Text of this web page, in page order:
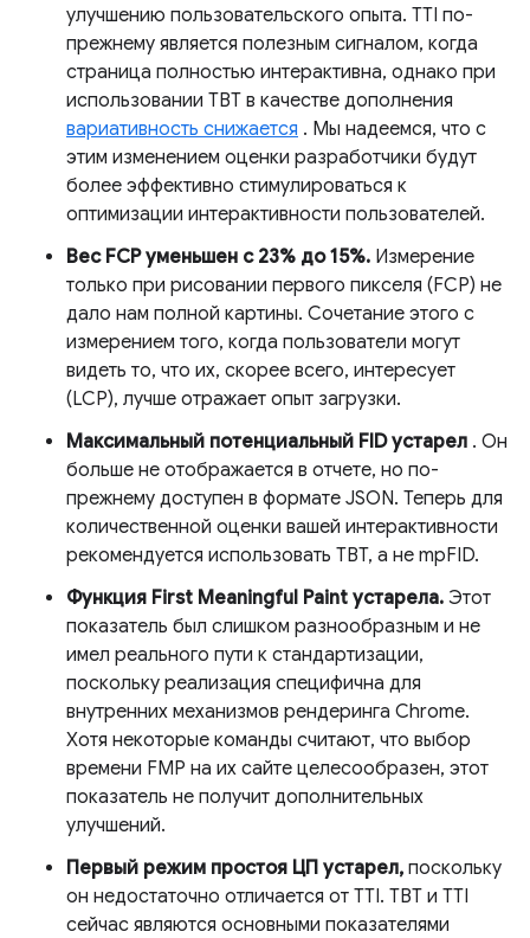
улучшению пользовательского опыта. TTI по-
прежнему является полезным сигналом, когда
страница полностью интерактивна, однако при
использовании TBT в качестве дополнения
вариативность снижается . Мы надеемся, что с
этим изменением оценки разработчики будут
более эффективно стимулироваться к
оптимизации интерактивности пользователей.
Вес FCP уменьшен с 23% до 15%. Измерение
только при рисовании первого пикселя (FCP) не
дало нам полной картины. Сочетание этого с
измерением того, когда пользователи могут
видеть то, что их, скорее всего, интересует
(LCP), лучше отражает опыт загрузки.
Максимальный потенциальный FID устарел . Он
больше не отображается в отчете, но по-
прежнему доступен в формате JSON. Теперь для
количественной оценки вашей интерактивности
рекомендуется использовать TBT, а не mpFID.
Функция First Meaningful Paint устарела. Этот
показатель был слишком разнообразным и не
имел реального пути к стандартизации,
поскольку реализация специфична для
внутренних механизмов рендеринга Chrome.
Хотя некоторые команды считают, что выбор
времени FMP на их сайте целесообразен, этот
показатель не получит дополнительных
улучшений.
Первый режим простоя ЦП устарел, поскольку
он недостаточно отличается от TTI. TBT и TTI
сейчас являются основными показателями